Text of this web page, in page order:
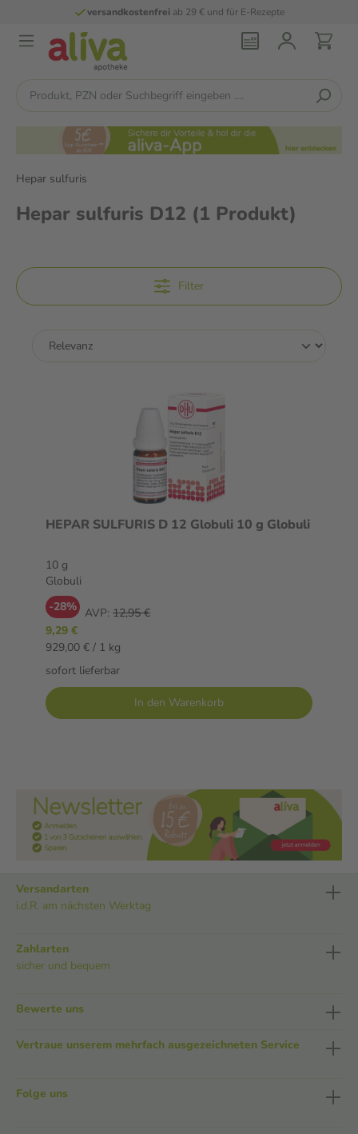
versandkostenfreiab 29 € und für E-Rezepte
Hepar sulfuris
Hepar sulfuris D12 (1 Produkt)
Filter
HEPAR SULFURIS D 12 Globuli 10 g Globuli
10 g
Globuli
-28% AVP: 12,95 €
9,29 €
929,00 € / 1 kg
sofort lieferbar
In den Warenkorb
Versandarten
i.d.R. am nächsten Werktag
Zahlarten
sicher und bequem
Bewerte uns
Vertraue unserem mehrfach ausgezeichneten Service
Folge uns